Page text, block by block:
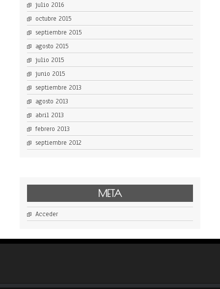
julio 2016
octubre 2015
septiembre 2015
agosto 2015
julio 2015
junio 2015
septiembre 2013
agosto 2013
abril 2013
febrero 2013
septiembre 2012
META
Acceder